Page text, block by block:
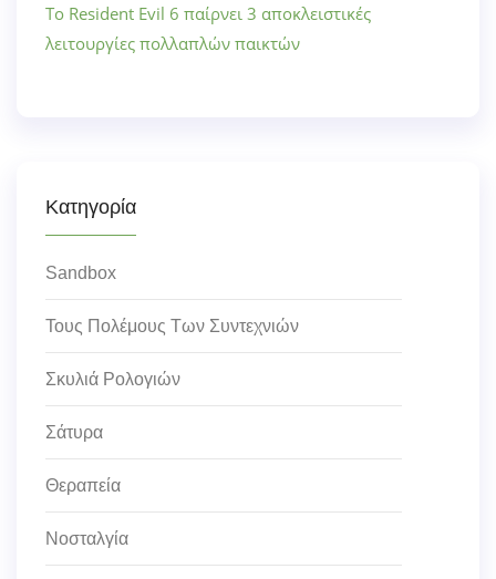
Το Resident Evil 6 παίρνει 3 αποκλειστικές
λειτουργίες πολλαπλών παικτών
Κατηγορία
Sandbox
Τους Πολέμους Των Συντεχνιών
Σκυλιά Ρολογιών
Σάτυρα
Θεραπεία
Νοσταλγία